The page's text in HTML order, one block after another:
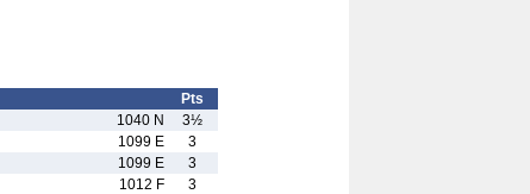
Pts
1040 N
3½
1099 E
3
1099 E
3
1012 F
3